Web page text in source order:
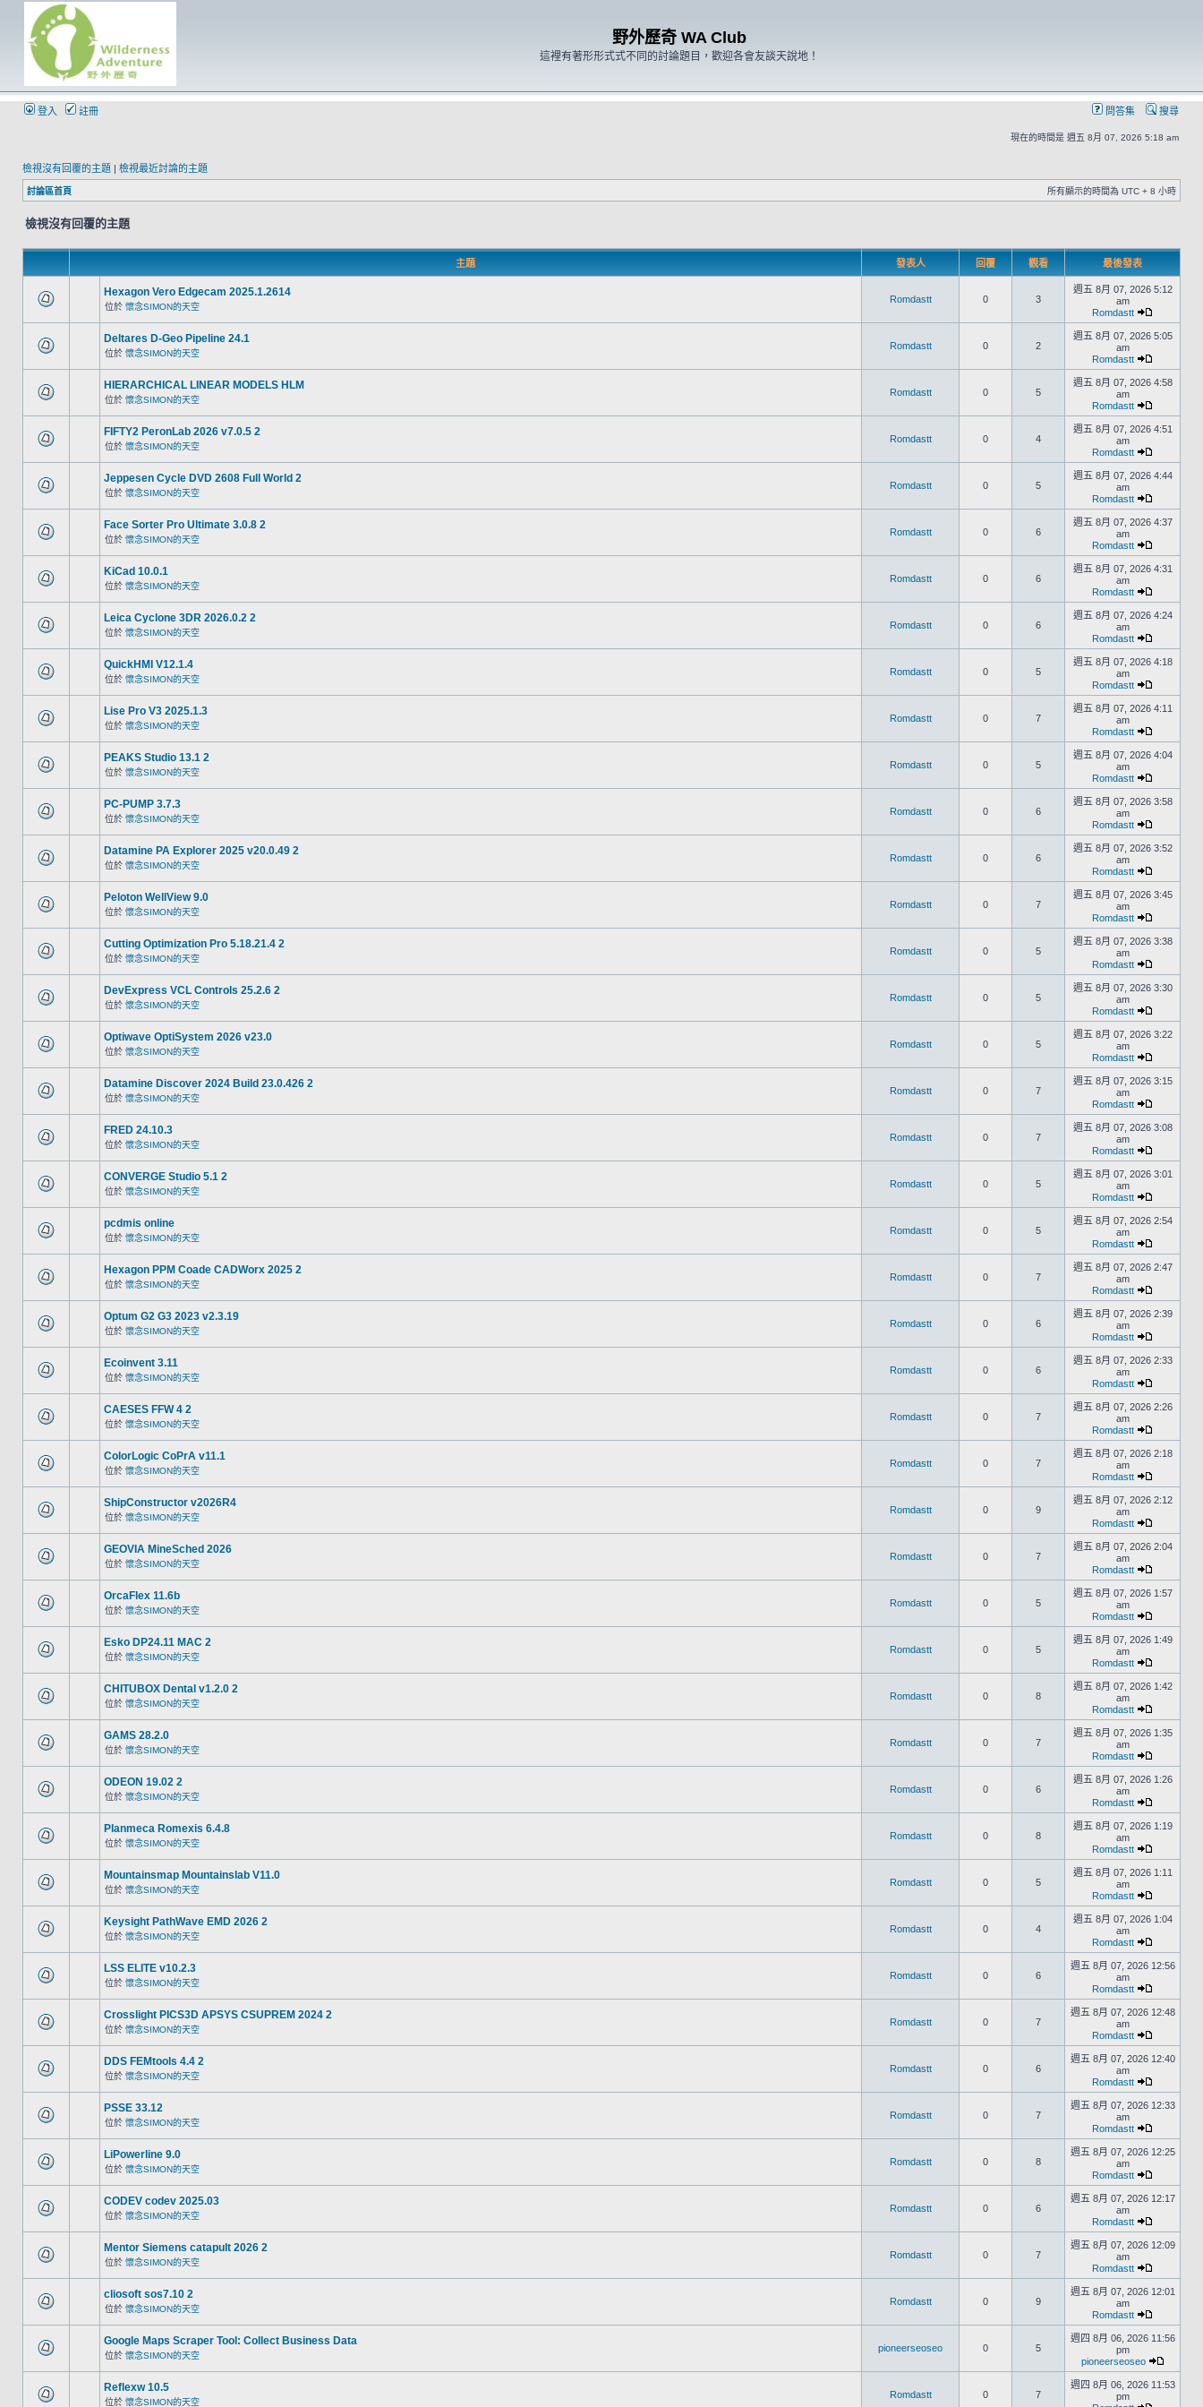
野外歷奇 WA Club
這裡有著形形式式不同的討論題目，歡迎各會友談天說地！
登入 註冊 問答集 搜尋
現在的時間是 週五 8月 07, 2026 5:18 am
檢視沒有回覆的主題 | 檢視最近討論的主題
討論區首頁 所有顯示的時間為 UTC + 8 小時
檢視沒有回覆的主題
主題 發表人 回覆 觀看 最後發表
Hexagon Vero Edgecam 2025.1.2614
位於 懷念SIMON的天空
Romdastt 0 3
週五 8月 07, 2026 5:12
am
Romdastt
Deltares D-Geo Pipeline 24.1
位於 懷念SIMON的天空
Romdastt 0 2
週五 8月 07, 2026 5:05
am
Romdastt
HIERARCHICAL LINEAR MODELS HLM
位於 懷念SIMON的天空
Romdastt 0 5
週五 8月 07, 2026 4:58
am
Romdastt
FIFTY2 PeronLab 2026 v7.0.5 2
位於 懷念SIMON的天空
Romdastt 0 4
週五 8月 07, 2026 4:51
am
Romdastt
Jeppesen Cycle DVD 2608 Full World 2
位於 懷念SIMON的天空
Romdastt 0 5
週五 8月 07, 2026 4:44
am
Romdastt
Face Sorter Pro Ultimate 3.0.8 2
位於 懷念SIMON的天空
Romdastt 0 6
週五 8月 07, 2026 4:37
am
Romdastt
KiCad 10.0.1
位於 懷念SIMON的天空
Romdastt 0 6
週五 8月 07, 2026 4:31
am
Romdastt
Leica Cyclone 3DR 2026.0.2 2
位於 懷念SIMON的天空
Romdastt 0 6
週五 8月 07, 2026 4:24
am
Romdastt
QuickHMI V12.1.4
位於 懷念SIMON的天空
Romdastt 0 5
週五 8月 07, 2026 4:18
am
Romdastt
Lise Pro V3 2025.1.3
位於 懷念SIMON的天空
Romdastt 0 7
週五 8月 07, 2026 4:11
am
Romdastt
PEAKS Studio 13.1 2
位於 懷念SIMON的天空
Romdastt 0 5
週五 8月 07, 2026 4:04
am
Romdastt
PC-PUMP 3.7.3
位於 懷念SIMON的天空
Romdastt 0 6
週五 8月 07, 2026 3:58
am
Romdastt
Datamine PA Explorer 2025 v20.0.49 2
位於 懷念SIMON的天空
Romdastt 0 6
週五 8月 07, 2026 3:52
am
Romdastt
Peloton WellView 9.0
位於 懷念SIMON的天空
Romdastt 0 7
週五 8月 07, 2026 3:45
am
Romdastt
Cutting Optimization Pro 5.18.21.4 2
位於 懷念SIMON的天空
Romdastt 0 5
週五 8月 07, 2026 3:38
am
Romdastt
DevExpress VCL Controls 25.2.6 2
位於 懷念SIMON的天空
Romdastt 0 5
週五 8月 07, 2026 3:30
am
Romdastt
Optiwave OptiSystem 2026 v23.0
位於 懷念SIMON的天空
Romdastt 0 5
週五 8月 07, 2026 3:22
am
Romdastt
Datamine Discover 2024 Build 23.0.426 2
位於 懷念SIMON的天空
Romdastt 0 7
週五 8月 07, 2026 3:15
am
Romdastt
FRED 24.10.3
位於 懷念SIMON的天空
Romdastt 0 7
週五 8月 07, 2026 3:08
am
Romdastt
CONVERGE Studio 5.1 2
位於 懷念SIMON的天空
Romdastt 0 5
週五 8月 07, 2026 3:01
am
Romdastt
pcdmis online
位於 懷念SIMON的天空
Romdastt 0 5
週五 8月 07, 2026 2:54
am
Romdastt
Hexagon PPM Coade CADWorx 2025 2
位於 懷念SIMON的天空
Romdastt 0 7
週五 8月 07, 2026 2:47
am
Romdastt
Optum G2 G3 2023 v2.3.19
位於 懷念SIMON的天空
Romdastt 0 6
週五 8月 07, 2026 2:39
am
Romdastt
Ecoinvent 3.11
位於 懷念SIMON的天空
Romdastt 0 6
週五 8月 07, 2026 2:33
am
Romdastt
CAESES FFW 4 2
位於 懷念SIMON的天空
Romdastt 0 7
週五 8月 07, 2026 2:26
am
Romdastt
ColorLogic CoPrA v11.1
位於 懷念SIMON的天空
Romdastt 0 7
週五 8月 07, 2026 2:18
am
Romdastt
ShipConstructor v2026R4
位於 懷念SIMON的天空
Romdastt 0 9
週五 8月 07, 2026 2:12
am
Romdastt
GEOVIA MineSched 2026
位於 懷念SIMON的天空
Romdastt 0 7
週五 8月 07, 2026 2:04
am
Romdastt
OrcaFlex 11.6b
位於 懷念SIMON的天空
Romdastt 0 5
週五 8月 07, 2026 1:57
am
Romdastt
Esko DP24.11 MAC 2
位於 懷念SIMON的天空
Romdastt 0 5
週五 8月 07, 2026 1:49
am
Romdastt
CHITUBOX Dental v1.2.0 2
位於 懷念SIMON的天空
Romdastt 0 8
週五 8月 07, 2026 1:42
am
Romdastt
GAMS 28.2.0
位於 懷念SIMON的天空
Romdastt 0 7
週五 8月 07, 2026 1:35
am
Romdastt
ODEON 19.02 2
位於 懷念SIMON的天空
Romdastt 0 6
週五 8月 07, 2026 1:26
am
Romdastt
Planmeca Romexis 6.4.8
位於 懷念SIMON的天空
Romdastt 0 8
週五 8月 07, 2026 1:19
am
Romdastt
Mountainsmap Mountainslab V11.0
位於 懷念SIMON的天空
Romdastt 0 5
週五 8月 07, 2026 1:11
am
Romdastt
Keysight PathWave EMD 2026 2
位於 懷念SIMON的天空
Romdastt 0 4
週五 8月 07, 2026 1:04
am
Romdastt
LSS ELITE v10.2.3
位於 懷念SIMON的天空
Romdastt 0 6
週五 8月 07, 2026 12:56
am
Romdastt
Crosslight PICS3D APSYS CSUPREM 2024 2
位於 懷念SIMON的天空
Romdastt 0 7
週五 8月 07, 2026 12:48
am
Romdastt
DDS FEMtools 4.4 2
位於 懷念SIMON的天空
Romdastt 0 6
週五 8月 07, 2026 12:40
am
Romdastt
PSSE 33.12
位於 懷念SIMON的天空
Romdastt 0 7
週五 8月 07, 2026 12:33
am
Romdastt
LiPowerline 9.0
位於 懷念SIMON的天空
Romdastt 0 8
週五 8月 07, 2026 12:25
am
Romdastt
CODEV codev 2025.03
位於 懷念SIMON的天空
Romdastt 0 6
週五 8月 07, 2026 12:17
am
Romdastt
Mentor Siemens catapult 2026 2
位於 懷念SIMON的天空
Romdastt 0 7
週五 8月 07, 2026 12:09
am
Romdastt
cliosoft sos7.10 2
位於 懷念SIMON的天空
Romdastt 0 9
週五 8月 07, 2026 12:01
am
Romdastt
Google Maps Scraper Tool: Collect Business Data
位於 懷念SIMON的天空
pioneerseoseo 0 5
週四 8月 06, 2026 11:56
pm
pioneerseoseo
Reflexw 10.5
位於 懷念SIMON的天空
Romdastt 0 7
週四 8月 06, 2026 11:53
pm